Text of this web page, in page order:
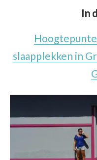
In
slaapplekken in